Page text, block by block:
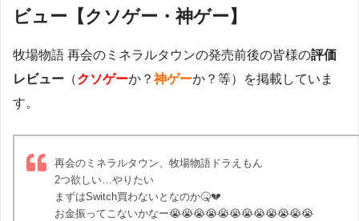
ビュー【クソゲー・神ゲー】
牧場物語 再会のミネラルタウンの発売前後の皆様の評価
レビュー （クソゲーか？神ゲーか？等）を掲載していま
す。
再会のミネラルタウン、牧場物語ドラえもん
2つ欲しい…やりたい
まずはSwitch買わないとなのか🤒💔
お金振ってこないかなー😭😭😭😭😭😭😭😭😭😭😭😭